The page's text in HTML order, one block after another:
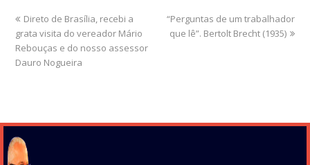
previous
post:
Direto de Brasília, recebi a
grata visita do vereador Mário
Rebouças e do nosso assessor
Dauro Nogueira
next
post:
“Perguntas de um trabalhador
que lê”. Bertolt Brecht (1935)